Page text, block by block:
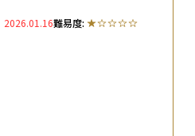
2026.01.16難易度: